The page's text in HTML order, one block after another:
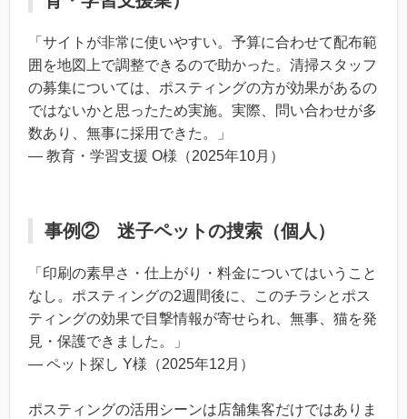
「サイトが非常に使いやすい。予算に合わせて配布範
囲を地図上で調整できるので助かった。清掃スタッフ
の募集については、ポスティングの方が効果があるの
ではないかと思ったため実施。実際、問い合わせが多
数あり、無事に採用できた。」
— 教育・学習支援 O様（2025年10月）
事例② 迷子ペットの捜索（個人）
「印刷の素早さ・仕上がり・料金についてはいうこと
なし。ポスティングの2週間後に、このチラシとポス
ティングの効果で目撃情報が寄せられ、無事、猫を発
見・保護できました。」
— ペット探し Y様（2025年12月）
ポスティングの活用シーンは店舗集客だけではありま